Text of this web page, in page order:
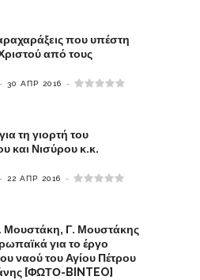
που υπέστη
από τους
30 ΑΠΡ 2016
τη γιορτή του
και Νισύρου κ.κ.
22 ΑΠΡ 2016
Μουστάκη, Γ. Μουστάκης
για το έργο
ναού του Αγίου Πέτρου
[ΦΩΤΟ-BINTEO]